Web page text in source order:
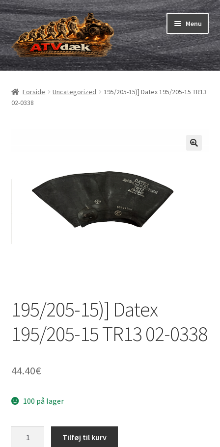
Spring
til
navigation
Spring
til
indhold
Menu
ATV-dæk
Udfold
Dækslanger
Udfold
Forside Uncategorized
195/205-15)] Datex 195/205-15 TR13
02-0338
195/205-15)] Datex
195/205-15 TR13 02-0338
44.40€
100 på lager
Tilføj til kurv